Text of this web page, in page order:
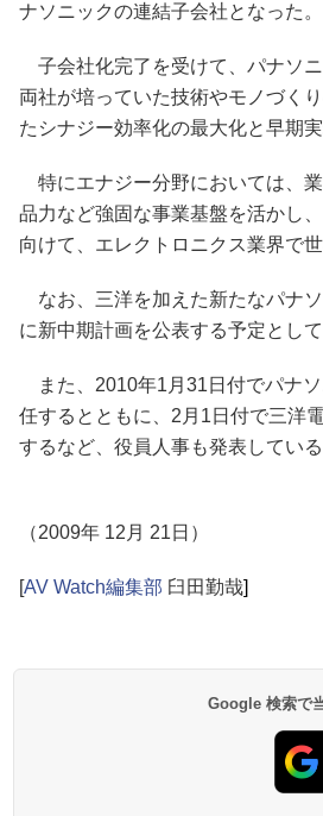
ナソニックの連結子会社となった。
子会社化完了を受けて、パナソニ
両社が培っていた技術やモノづく
たシナジー効率化の最大化と早期
特にエナジー分野においては、
品力など強固な事業基盤を活かし
向けて、エレクトロニクス業界で
なお、三洋を加えた新たなパナ
に新中期計画を公表する予定として
また、2010年1月31日付でパナ
任するとともに、2月1日付で三洋
するなど、役員人事も発表している
（2009年 12月 21日）
[AV Watch編集部 臼田勤哉]
Google 検索で